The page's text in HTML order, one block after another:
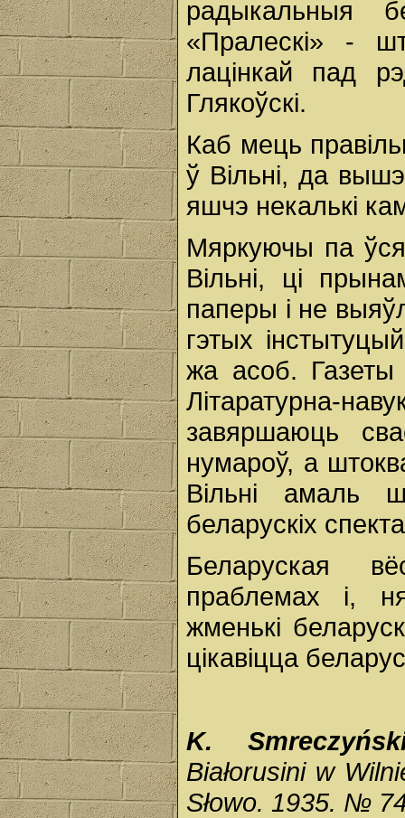
радыкальныя
«Пралескі» -
лацінкай пад
Глякоўскі.
Каб мець
ў Вільні, да
яшчэ некалькі
Мяркуючы па
Вільні, ці
паперы і не
гэтых
жа асоб. Газеты
Літаратурна-
завяршаюць
нумароў, а
Вільні амаль
беларускіх
Беларуская
праблемах і,
жменькі
цікавіцца
K.
Białorusini w
Słowo. 1935. №